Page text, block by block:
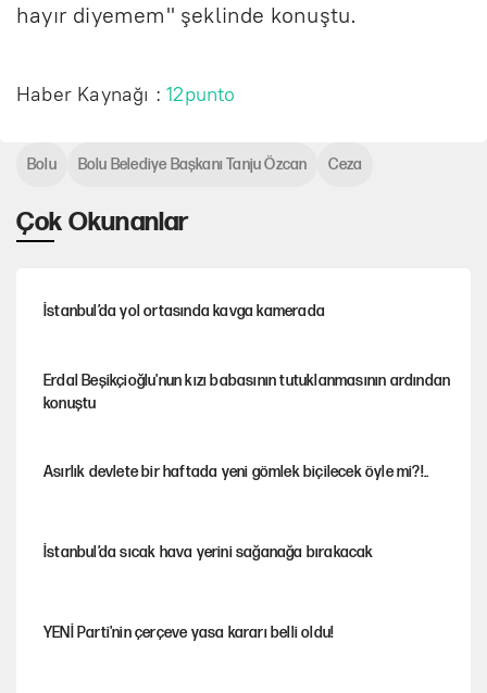
hayır diyemem" şeklinde konuştu.
Haber Kaynağı :12punto
Çok Okunanlar
İstanbul’da yol ortasında kavga kamerada
Erdal Beşikçioğlu'nun kızı babasının tutuklanmasının ardından
konuştu
Asırlık devlete bir haftada yeni gömlek biçilecek öyle mi?!..
İstanbul’da sıcak hava yerini sağanağa bırakacak
YENİ Parti'nin çerçeve yasa kararı belli oldu!
Bolu Bolu Belediye Başkanı Tanju Özcan Ceza